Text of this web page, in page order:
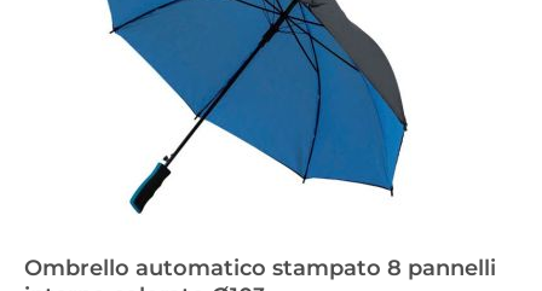
Ombrello automatico stampato 8 pannelli